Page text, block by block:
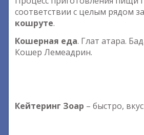
соответствии с целым рядом
кошруте.
Кошерная еда. Глат атара.
Кошер Лемеадрин.
Кейтеринг Зоар – быстро,